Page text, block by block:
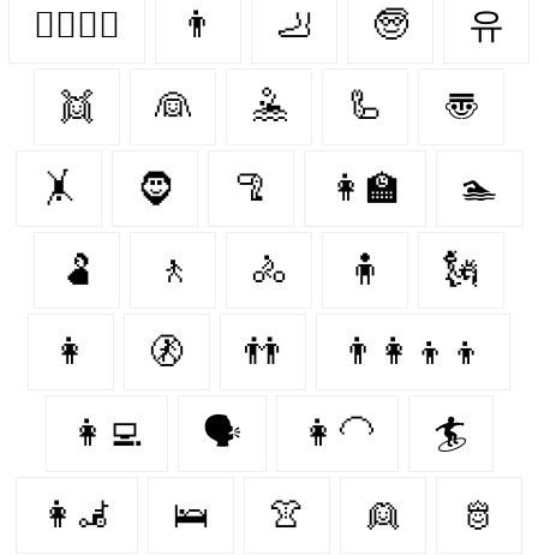
👩‍❤️‍💋‍👩 👨 🦶 🧓 유
👯 👰 🤽 🦾 〠
🤸 🧔‍ 🦿 👩‍🏫 🏊
🫃 🚶 🚴 🧍 🗽
👩 🚷 👬 👨‍👩‍👦‍👦
👩‍💻 🗣️ 👩‍🦲 🏄
👩‍🦼‍ 🛌 👚 👱 🫅